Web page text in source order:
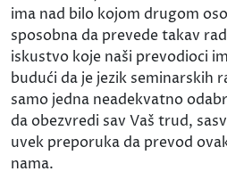
ima nad bilo kojom drugom
sposobna da prevede takav
iskustvo koje naši prevodioci
budući da je jezik seminarskih
samo jedna neadekvatno
da obezvredi sav Vaš trud,
uvek preporuka da prevod
nama.